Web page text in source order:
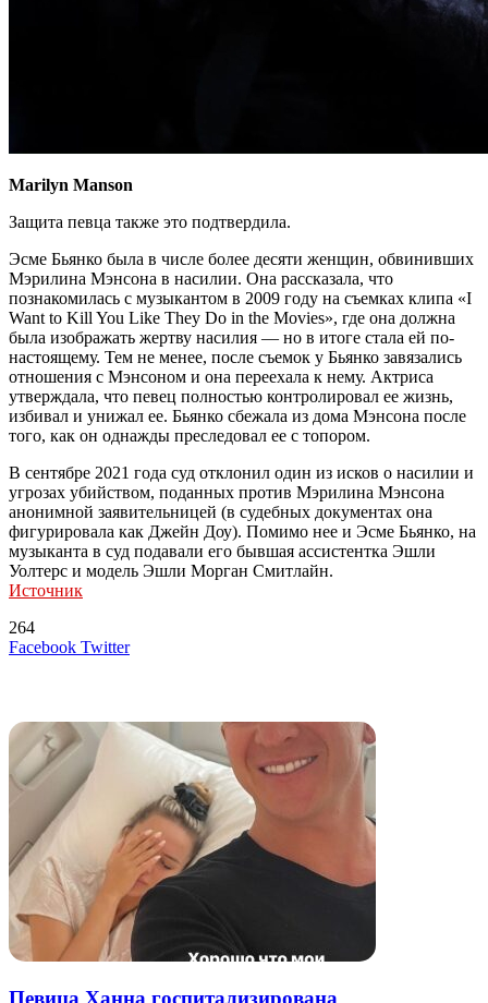
Marilyn Manson
Защита певца также это подтвердила.
Эсме Бьянко была в числе более десяти женщин, обвинивших
Мэрилина Мэнсона в насилии. Она рассказала, что
познакомилась с музыкантом в 2009 году на съемках клипа «I
Want to Kill You Like They Do in the Movies», где она должна
была изображать жертву насилия — но в итоге стала ей по-
настоящему. Тем не менее, после съемок у Бьянко завязались
отношения с Мэнсоном и она переехала к нему. Актриса
утверждала, что певец полностью контролировал ее жизнь,
избивал и унижал ее. Бьянко сбежала из дома Мэнсона после
того, как он однажды преследовал ее с топором.
В сентябре 2021 года суд отклонил один из исков о насилии и
угрозах убийством, поданных против Мэрилина Мэнсона
анонимной заявительницей (в судебных документах она
фигурировала как Джейн Доу). Помимо нее и Эсме Бьянко, на
музыканта в суд подавали его бывшая ассистентка Эшли
Уолтерс и модель Эшли Морган Смитлайн.
Источник
264
Facebook TwitterLinkedIn
Tumblr
Reddit
Вконтакте
Одноклассники
Skype
Messenger
Messenger
WhatsApp
Telegram
Viber
Line
Поделиться
Печатать
Певица Ханна госпитализирована